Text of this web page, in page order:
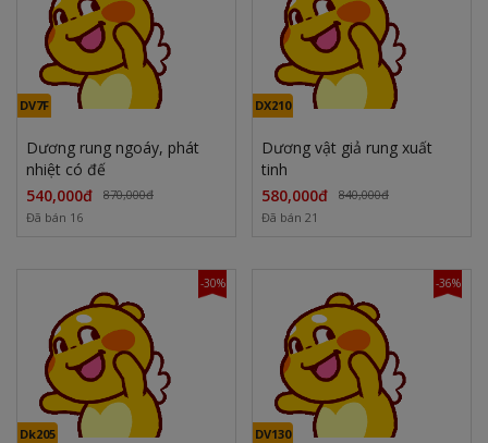
DV7F
Dương rung ngoáy, phát
nhiệt có đế
540,000đ
870,000đ
Đã bán 16
DX210
Dương vật giả rung xuất
tinh
580,000đ
840,000đ
Đã bán 21
-30%
Dk205
-36%
DV130